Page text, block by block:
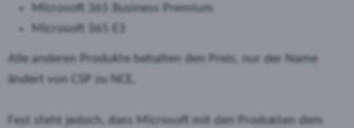
Microsoft 365 Business Premium
Microsoft 365 E3
Alle anderen Produkte behalten den Preis, nur der Name
ändert von CSP zu NCE.
Fest steht jedoch, dass Microsoft mit den Produkten dem